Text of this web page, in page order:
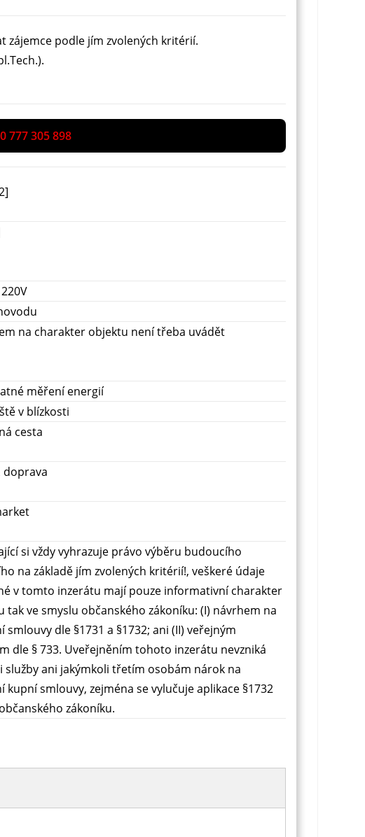
zájemce podle jím zvolených kritérií.
777 305 898
na charakter objektu není třeba uvádět
měření energií
v blízkosti
cesta
doprava
si vždy vyhrazuje právo výběru budoucího
na základě jím zvolených kritérií!, veškeré údaje
v tomto inzerátu mají pouze informativní charakter
tak ve smyslu občanského zákoníku: (I) návrhem na
smlouvy dle §1731 a §1732; ani (II) veřejným
dle § 733. Uveřejněním tohoto inzerátu nevzniká
služby ani jakýmkoli třetím osobám nárok na
kupní smlouvy, zejména se vylučuje aplikace §1732
zákoníku.